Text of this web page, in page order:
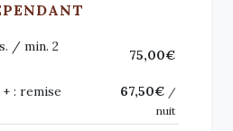
/ min. 2
75,00€
: remise
67,50€ /
nuit